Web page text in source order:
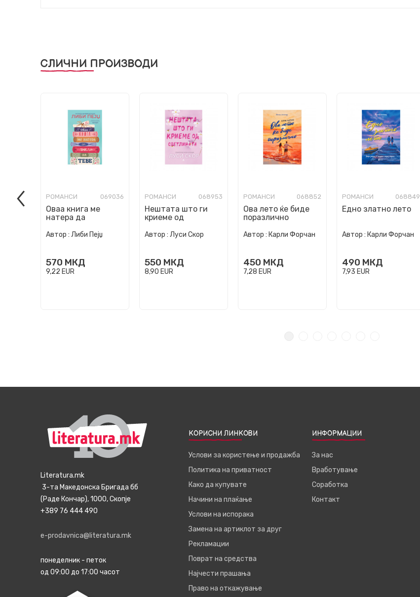
СЛИЧНИ ПРОИЗВОДИ
РОМАНСИ 069036
Оваа книга ме
натера да
Автор : Либи Пејџ
570 МКД
9,22 EUR
РОМАНСИ 068953
Нештата што ги
криеме од
Автор : Луси Скор
550 МКД
8,90 EUR
РОМАНСИ 068852
Ова лето ќе биде
поразлично
Автор : Карли Форчан
450 МКД
7,28 EUR
РОМАНСИ 068849
Едно златно лето
Автор : Карли Форчан
490 МКД
7,93 EUR
Literatura.mk
3-та Македонска Бригада бб
(Раде Кончар), 1000, Скопје
+389 76 444 490
e-prodavnica@literatura.mk
понеделник - петок
од 09:00 до 17:00 часот
КОРИСНИ ЛИНКОВИ
Услови за користење и продажба
Политика на приватност
Како да купувате
Начини на плаќање
Услови на испорака
Замена на артиклот за друг
Рекламации
Поврат на средства
Најчести прашања
Право на откажување
ИНФОРМАЦИИ
За нас
Вработување
Соработка
Контакт